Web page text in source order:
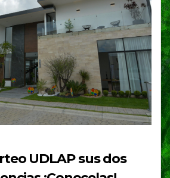
UDLAP sus dos